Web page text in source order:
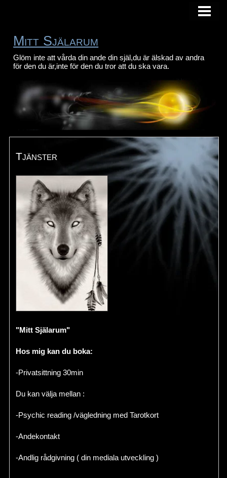
VAD JAG KAN ERBJUDA
KONTAKTA
Mitt Själarum
Glöm inte att vårda din ande din själ,du är älskad av andra
för den du är,inte för den du tror att du ska vara.
Tjänster
"Mitt Själarum"
Hos mig kan du boka:
-Privatsittning 30min
Du kan välja mellan :
-Psychic reading /vägledning med Tarotkort
-Andekontakt
-Andlig rådgivning ( din mediala utveckling )